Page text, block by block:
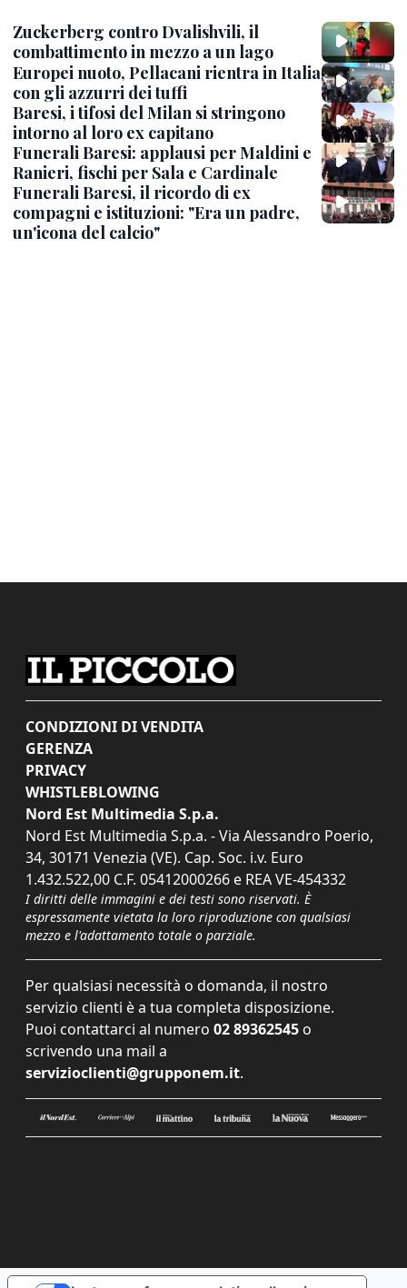
Zuckerberg contro Dvalishvili, il
combattimento in mezzo a un lago
Europei nuoto, Pellacani rientra in Italia
con gli azzurri dei tuffi
Baresi, i tifosi del Milan si stringono
intorno al loro ex capitano
Funerali Baresi: applausi per Maldini e
Ranieri, fischi per Sala e Cardinale
Funerali Baresi, il ricordo di ex
compagni e istituzioni: "Era un padre,
un'icona del calcio"
CONDIZIONI DI VENDITA
GERENZA
PRIVACY
WHISTLEBLOWING
Nord Est Multimedia S.p.a.
Nord Est Multimedia S.p.a. - Via Alessandro Poerio,
34, 30171 Venezia (VE). Cap. Soc. i.v. Euro
1.432.522,00 C.F. 05412000266 e REA VE-454332
I diritti delle immagini e dei testi sono riservati. È
espressamente vietata la loro riproduzione con qualsiasi
mezzo e l'adattamento totale o parziale.
Per qualsiasi necessità o domanda, il nostro
servizio clienti è a tua completa disposizione.
Puoi contattarci al numero 02 89362545 o
scrivendo una mail a
servizioclienti@grupponem.it.